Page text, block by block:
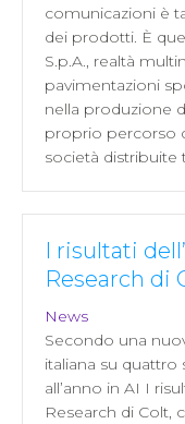
comunicazioni è
dei prodotti. È
S.p.A., realtà
pavimentazioni
nella produzione
proprio percorso
società distribuite
I risultati
Research di
News
Secondo una
italiana su
all’anno in AI I
Research di Colt,